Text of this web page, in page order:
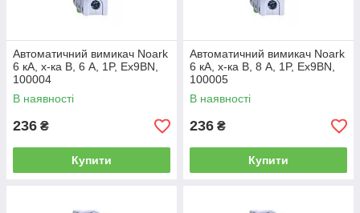
Автоматичний вимикач Noark
6 кА, х-ка B, 6 А, 1P, Ex9BN,
100004
В наявності
236 ₴
Купити
Автоматичний вимикач Noark
6 кА, х-ка B, 8 А, 1P, Ex9BN,
100005
В наявності
236 ₴
Купити